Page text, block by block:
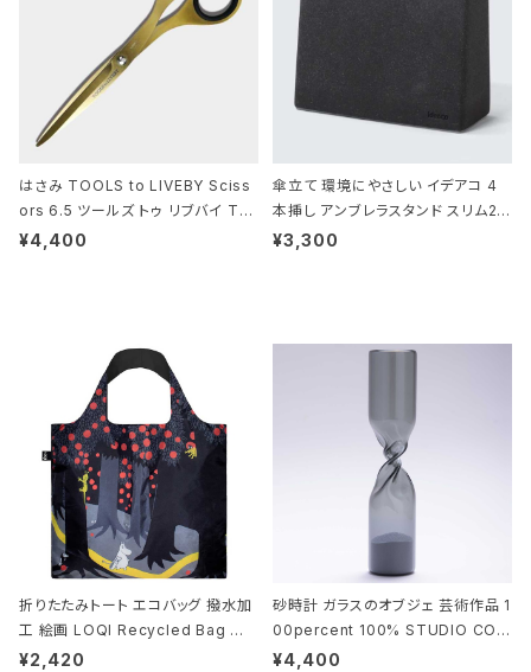
はさみ TOOLS to LIVEBY Sciss
ors 6.5 ツールズ トゥ リブバイ TL
010 シザーズ 6.5 ゴールド
¥4,400
傘立て 環境にやさしい イデアコ 4
本挿し アンブレラスタンド スリム2 i
deaco Umbrella Stand slim2 s
¥3,300
折りたたみトート エコバッグ 撥水加
工 絵画 LOQI Recycled Bag ロ
ーキー 大きめ トートバッグ MOOMI
¥2,420
砂時計 ガラスのオブジェ 芸術作品 1
00percent 100% STUDIO COH
AKU Timeless 100パーセント ス
¥4,400